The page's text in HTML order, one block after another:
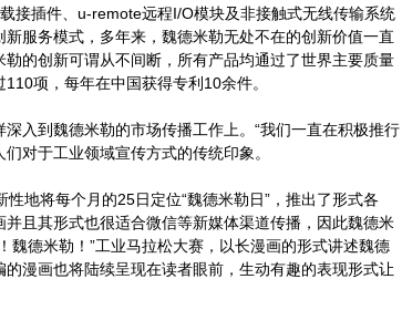
接插件、u-remote远程I/O模块及非接触式无线传输系统
服务模式，多年来，魏德米勒无处不在的创新价值一直
的创新可谓从不间断，所有产品均通过了世界主要质量
项，每年在中国获得专利10余件。
入到魏德米勒的市场传播工作上。“我们一直在积极推行
对于工业领域宣传方式的传统印象。
地将每个月的25日定位“魏德米勒日”，推出了形式各
且其形式也很适合微信等新媒体渠道传播，因此魏德米
魏德米勒！”工业马拉松大赛，以长漫画的形式讲述魏德
漫画也将陆续呈现在读者眼前，生动有趣的表现形式让